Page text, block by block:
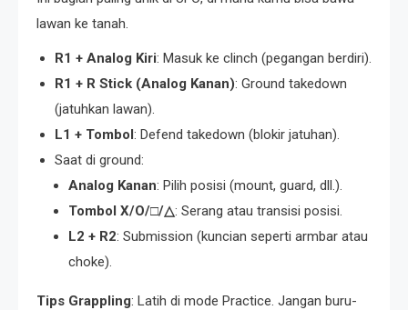
lawan ke tanah.
R1 + Analog Kiri: Masuk ke clinch (pegangan berdiri).
R1 + R Stick (Analog Kanan): Ground takedown
(jatuhkan lawan).
L1 + Tombol: Defend takedown (blokir jatuhan).
Saat di ground:
Analog Kanan: Pilih posisi (mount, guard, dll.).
Tombol X/O/□/△: Serang atau transisi posisi.
L2 + R2: Submission (kuncian seperti armbar atau
choke).
Tips Grappling: Latih di mode Practice. Jangan buru-